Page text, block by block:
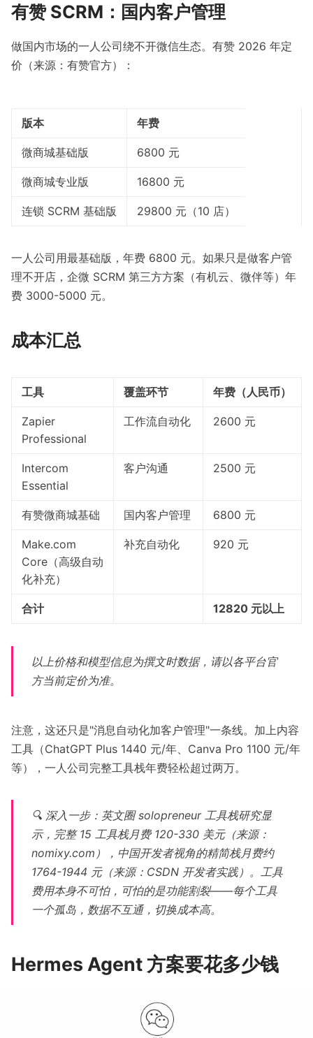
有赞 SCRM：国内客户管理
做国内市场的一人公司绕不开微信生态。有赞 2026 年定
价（来源： 有赞官方）：
版本 年费
微商城基础版 6800 元
微商城专业版 16800 元
连锁 SCRM 基础版 29800 元（10 店）
一人公司用最基础版，年费 6800 元。如果只是做客户管
理不开店，企微 SCRM 第三方方案（有机云、微伴等）年
费 3000-5000 元。
成本汇总
工具 覆盖环节 年费（人民币）
Zapier
Professional
工作流自动化 2600 元
Intercom
Essential
客户沟通 2500 元
有赞微商城基础 国内客户管理 6800 元
Make.com
Core（高级自动
化补充）
补充自动化 920 元
合计 12820 元以上
以上价格和模型信息为撰文时数据，请以各平台官
方当前定价为准。
注意，这还只是"消息自动化加客户管理"一条线。加上内容
工具（ChatGPT Plus 1440 元/年、Canva Pro 1100 元/年
等），一人公司完整工具栈年费轻松超过两万。
🔍 深入一步：英文圈 solopreneur 工具栈研究显
示，完整 15 工具栈月费 120-330 美元（来源：
nomixy.com ），中国开发者视角的精简栈月费约
1764-1944 元（来源： CSDN 开发者实践）。工具
费用本身不可怕，可怕的是功能割裂——每个工具
一个孤岛，数据不互通，切换成本高。
Hermes Agent 方案要花多少钱